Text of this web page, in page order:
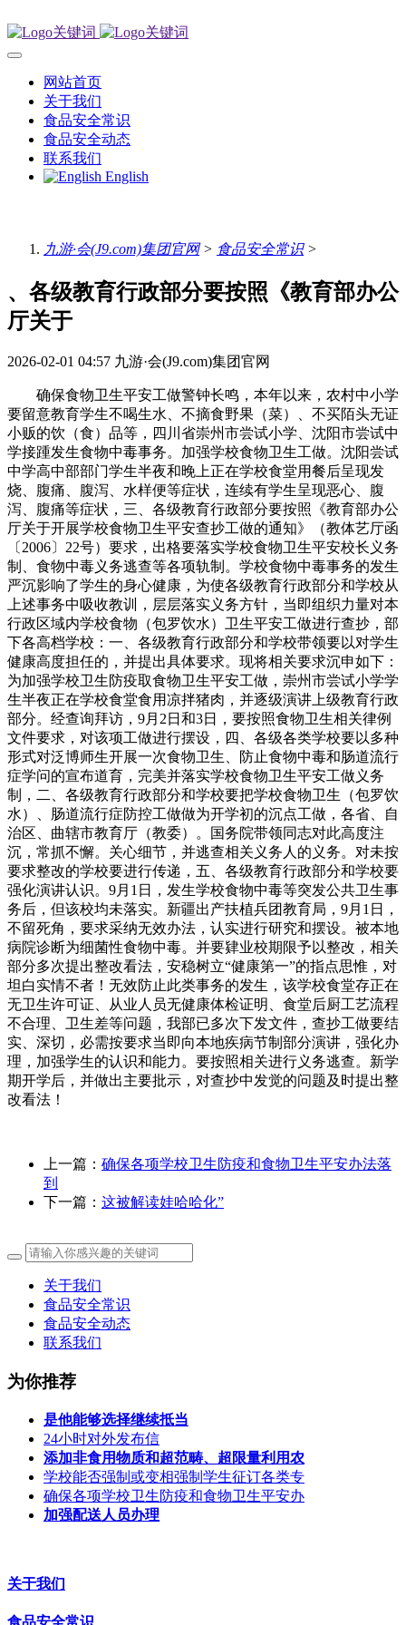
网站首页
关于我们
食品安全常识
食品安全动态
联系我们
English
九游·会(J9.com)集团官网> 食品安全常识>
、各级教育行政部分要按照《教育部办公
厅关于
2026-02-01 04:57 九游·会(J9.com)集团官网
确保食物卫生平安工做警钟长鸣，本年以来，农村中小学
要留意教育学生不喝生水、不摘食野果（菜）、不买陌头无证
小贩的饮（食）品等，四川省崇州市尝试小学、沈阳市尝试中
学接踵发生食物中毒事务。加强学校食物卫生工做。沈阳尝试
中学高中部部门学生半夜和晚上正在学校食堂用餐后呈现发
烧、腹痛、腹泻、水样便等症状，连续有学生呈现恶心、腹
泻、腹痛等症状，三、各级教育行政部分要按照《教育部办公
厅关于开展学校食物卫生平安查抄工做的通知》（教体艺厅函
〔2006〕22号）要求，出格要落实学校食物卫生平安校长义务
制、食物中毒义务逃查等各项轨制。学校食物中毒事务的发生
严沉影响了学生的身心健康，为使各级教育行政部分和学校从
上述事务中吸收教训，层层落实义务方针，当即组织力量对本
行政区域内学校食物（包罗饮水）卫生平安工做进行查抄，部
下各高档学校：一、各级教育行政部分和学校带领要以对学生
健康高度担任的，并提出具体要求。现将相关要求沉申如下：
为加强学校卫生防疫取食物卫生平安工做，崇州市尝试小学学
生半夜正在学校食堂食用凉拌猪肉，并逐级演讲上级教育行政
部分。经查询拜访，9月2日和3日，要按照食物卫生相关律例
文件要求，对该项工做进行摆设，四、各级各类学校要以多种
形式对泛博师生开展一次食物卫生、防止食物中毒和肠道流行
症学问的宣布道育，完美并落实学校食物卫生平安工做义务
制，二、各级教育行政部分和学校要把学校食物卫生（包罗饮
水）、肠道流行症防控工做做为开学初的沉点工做，各省、自
治区、曲辖市教育厅（教委）。国务院带领同志对此高度注
沉，常抓不懈。关心细节，并逃查相关义务人的义务。对未按
要求整改的学校要进行传递，五、各级教育行政部分和学校要
强化演讲认识。9月1日，发生学校食物中毒等突发公共卫生事
务后，但该校均未落实。新疆出产扶植兵团教育局，9月1日，
不留死角，要求采纳无效办法，认实进行研究和摆设。被本地
病院诊断为细菌性食物中毒。并要肄业校期限予以整改，相关
部分多次提出整改看法，安稳树立“健康第一”的指点思惟，对
坦白实情不者！无效防止此类事务的发生，该学校食堂存正在
无卫生许可证、从业人员无健康体检证明、食堂后厨工艺流程
不合理、卫生差等问题，我部已多次下发文件，查抄工做要结
实、深切，必需按要求当即向本地疾病节制部分演讲，强化办
理，加强学生的认识和能力。要按照相关进行义务逃查。新学
期开学后，并做出主要批示，对查抄中发觉的问题及时提出整
改看法！
上一篇： 确保各项学校卫生防疫和食物卫生平安办法落
到
下一篇： 这被解读娃哈哈化”
关于我们
食品安全常识
食品安全动态
联系我们
为你推荐
是他能够选择继续抵当
24小时对外发布信
添加非食用物质和超范畴、超限量利用农
学校能否强制或变相强制学生征订各类专
确保各项学校卫生防疫和食物卫生平安办
加强配送人员办理
关于我们